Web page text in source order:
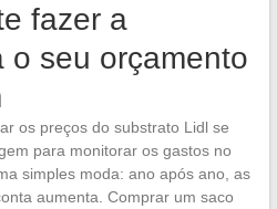
fazer a
o seu orçamento
os preços do substrato Lidl se
para monitorar os gastos no
simples moda: ano após ano, as
aumenta. Comprar um saco